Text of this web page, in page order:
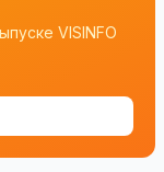
VISINFO